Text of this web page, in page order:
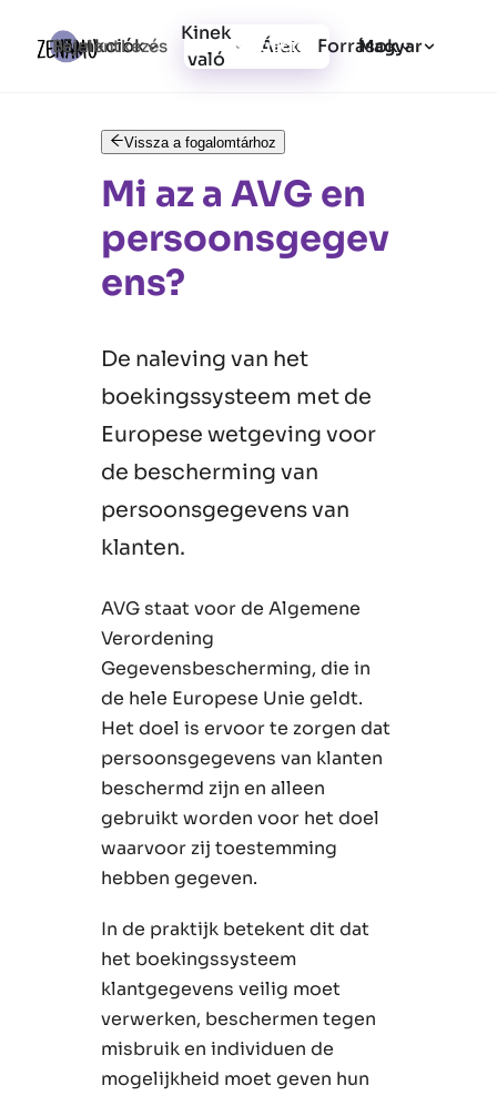
Funkciók
Kinek
való
Árak Források
Bejelentkezés Regisztráció Magyar
Vissza a fogalomtárhoz
Mi az a AVG en
persoonsgegev
ens?
De naleving van het
boekingssysteem met de
Europese wetgeving voor
de bescherming van
persoonsgegevens van
klanten.
AVG staat voor de Algemene
Verordening
Gegevensbescherming, die in
de hele Europese Unie geldt.
Het doel is ervoor te zorgen dat
persoonsgegevens van klanten
beschermd zijn en alleen
gebruikt worden voor het doel
waarvoor zij toestemming
hebben gegeven.
In de praktijk betekent dit dat
het boekingssysteem
klantgegevens veilig moet
verwerken, beschermen tegen
misbruik en individuen de
mogelijkheid moet geven hun